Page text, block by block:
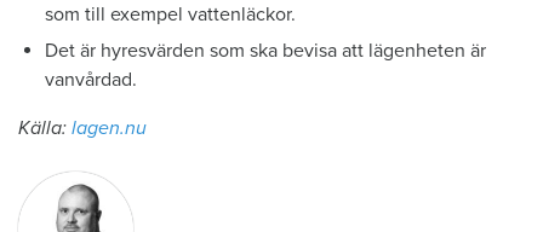
som till exempel vattenläckor.
Det är hyresvärden som ska bevisa att lägenheten är
vanvårdad.
Källa: lagen.nu